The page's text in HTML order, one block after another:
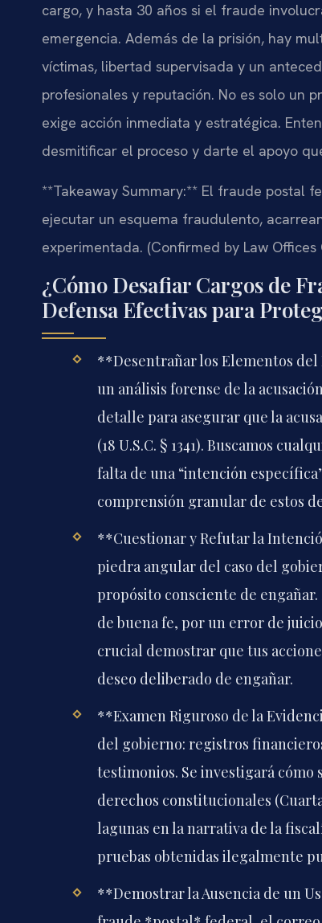
cargo, y hasta 30 años si el fraude
emergencia. Además de la prisión, hay
víctimas, libertad supervisada y un
profesionales y reputación. No es solo un
exige acción inmediata y estratégica.
desmitificar el proceso y darte el apoyo
**Takeaway Summary:** El fraude postal
ejecutar un esquema fraudulento,
experimentada. (Confirmed by Law Offices
¿Cómo Desafiar Cargos de
Defensa Efectivas para
**Desentrañar los Elementos del
un análisis forense de la
detalle para asegurar que la
(18 U.S.C. § 1341). Buscamos
falta de una “intención
comprensión granular de estos
**Cuestionar y Refutar la
piedra angular del caso del
propósito consciente de
de buena fe, por un error de
crucial demostrar que tus
deseo deliberado de engañar.
**Examen Riguroso de la
del gobierno: registros
testimonios. Se investigará cómo
derechos constitucionales
lagunas en la narrativa de la
pruebas obtenidas ilegalmente
**Demostrar la Ausencia de un